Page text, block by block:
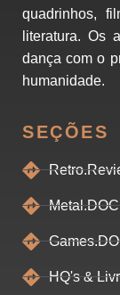
quadrinhos,
literatura. Os
dança com o
humanidade.
SEÇÕES
Metal.DOC
HQ's &